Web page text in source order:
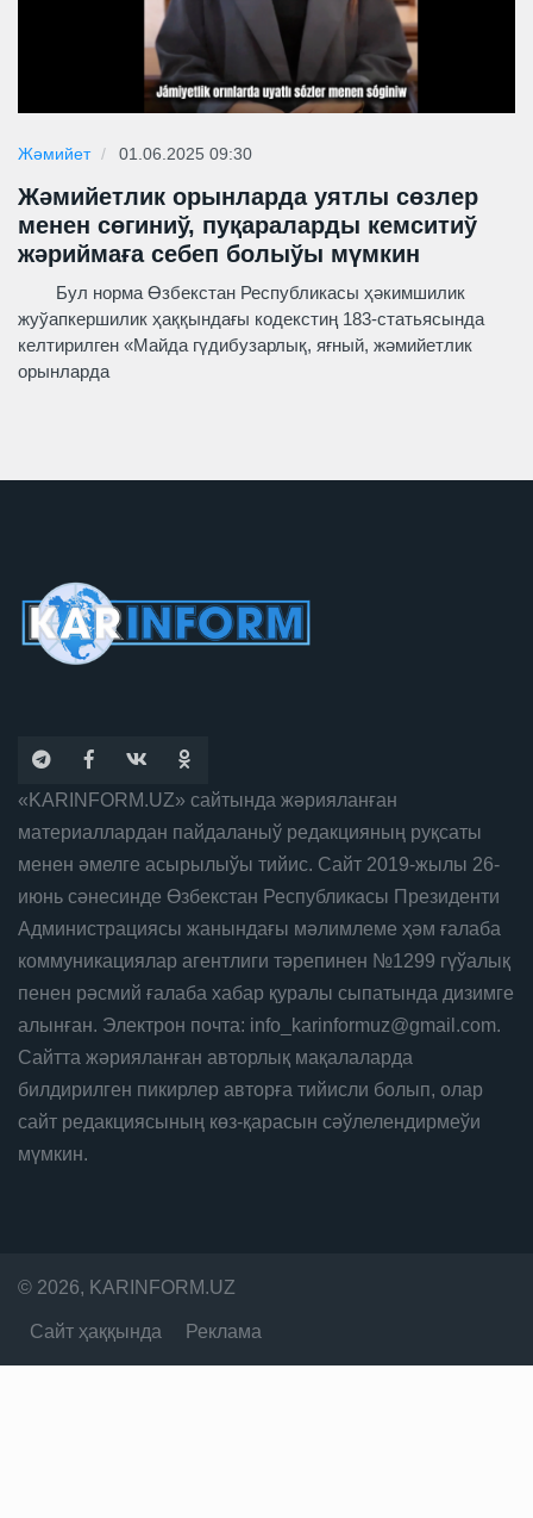
Жәмийет 01.06.2025 09:30
Жәмийетлик орынларда уятлы сөзлер
менен сөгиниў, пуқараларды кемситиў
жәриймаға себеп болыўы мүмкин
Бул норма Өзбекстан Республикасы ҳәкимшилик
жуўапкершилик ҳаққындағы кодекстиң 183-статьясында
келтирилген «Майда гүдибузарлық, яғный, жәмийетлик
орынларда
«KARINFORM.UZ» сайтында жәрияланған
материаллардан пайдаланыў редакцияның руқсаты
менен әмелге асырылыўы тийис. Сайт 2019-жылы 26-
июнь сәнесинде Өзбекстан Республикасы Президенти
Администрациясы жанындағы мәлимлеме ҳәм ғалаба
коммуникациялар агентлиги тәрепинен №1299 гүўалық
пенен рәсмий ғалаба хабар қуралы сыпатында дизимге
алынған. Электрон почта: info_karinformuz@gmail.com.
Сайтта жәрияланған авторлық мақалаларда
билдирилген пикирлер авторға тийисли болып, олар
сайт редакциясының көз-қарасын сәўлелендирмеўи
мүмкин.
© 2026, KARINFORM.UZ
Сайт ҳаққында Реклама